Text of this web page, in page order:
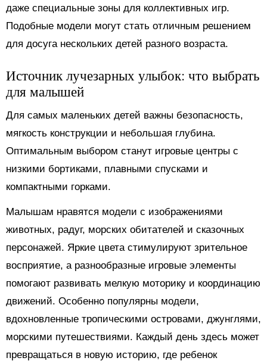
даже специальные зоны для коллективных игр.
Подобные модели могут стать отличным решением
для досуга нескольких детей разного возраста.
Источник лучезарных улыбок: что выбрать
для малышей
Для самых маленьких детей важны безопасность,
мягкость конструкции и небольшая глубина.
Оптимальным выбором станут игровые центры с
низкими бортиками, плавными спусками и
компактными горками.
Малышам нравятся модели с изображениями
животных, радуг, морских обитателей и сказочных
персонажей. Яркие цвета стимулируют зрительное
восприятие, а разнообразные игровые элементы
помогают развивать мелкую моторику и координацию
движений. Особенно популярны модели,
вдохновленные тропическими островами, джунглями,
морскими путешествиями. Каждый день здесь может
превращаться в новую историю, где ребенок